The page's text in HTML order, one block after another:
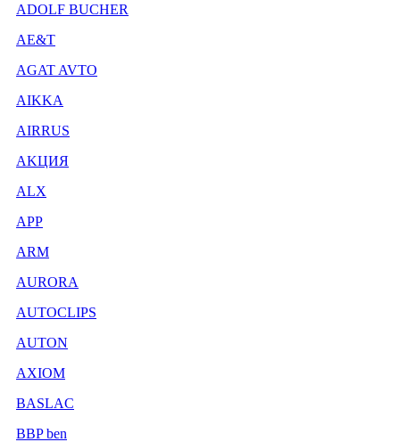
ADOLF BUCHER
AE&T
AGAT AVTO
AIKKA
AIRRUS
AKЦИЯ
ALX
APP
ARM
AURORA
AUTOCLIPS
AUTON
AXIOM
BASLAC
BBP ben